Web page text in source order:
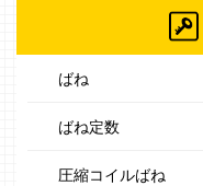
ばね
ばね定数
圧縮コイルばね